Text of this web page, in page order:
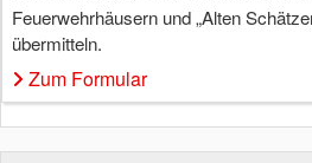
Feuerwehrhäusern und „Alten
übermitteln.
Zum Formular